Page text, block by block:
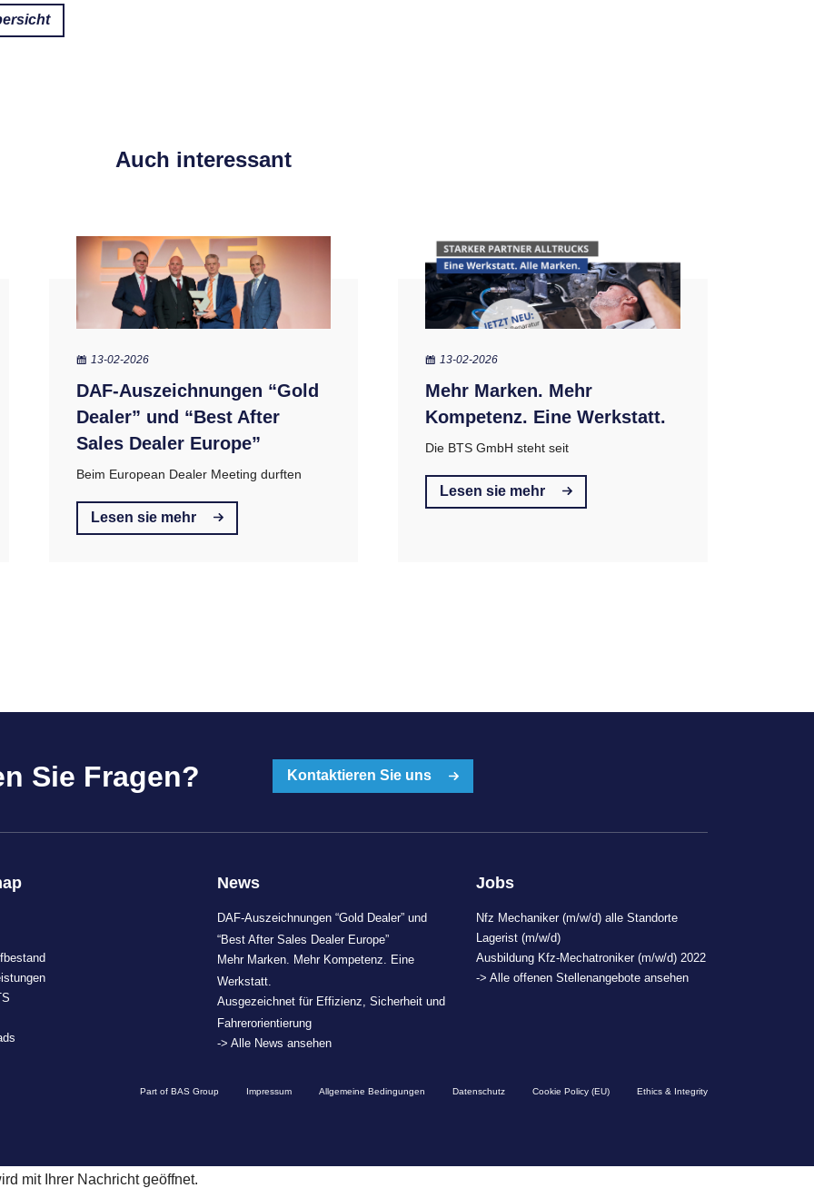
Auch interessant
13-02-2026
DAF-Auszeichnungen “Gold
Dealer” und “Best After
Sales Dealer Europe”
Beim European Dealer Meeting durften
Lesen sie mehr
13-02-2026
Mehr Marken. Mehr
Kompetenz. Eine Werkstatt.
Die BTS GmbH steht seit
Lesen sie mehr
Sie Fragen? Kontaktieren Sie uns
News
DAF-Auszeichnungen “Gold Dealer” und
“Best After Sales Dealer Europe”
Mehr Marken. Mehr Kompetenz. Eine
Werkstatt.
Ausgezeichnet für Effizienz, Sicherheit und
Fahrerorientierung
-> Alle News ansehen
Jobs
Nfz Mechaniker (m/w/d) alle Standorte
Lagerist (m/w/d)
Ausbildung Kfz-Mechatroniker (m/w/d) 2022
-> Alle offenen Stellenangebote ansehen
Part of BAS Group Impressum Allgemeine Bedingungen Datenschutz Cookie Policy (EU) Ethics & Integrity
mit Ihrer Nachricht geöffnet.